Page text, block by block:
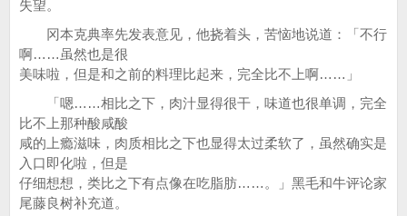
失望。
冈本克典率先发表意见，他挠着头，苦恼地说道：「不行
啊……虽然也是很
美味啦，但是和之前的料理比起来，完全比不上啊……」
「嗯……相比之下，肉汁显得很干，味道也很单调，完全
比不上那种酸咸酸
咸的上瘾滋味，肉质相比之下也显得太过柔软了，虽然确实是
入口即化啦，但是
仔细想想，类比之下有点像在吃脂肪……。」黑毛和牛评论家
尾藤良树补充道。